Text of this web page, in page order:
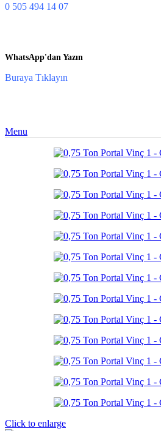
0 505 494 14 07
WhatsApp'dan Yazın
Buraya Tıklayın
Menu
Click to enlarge